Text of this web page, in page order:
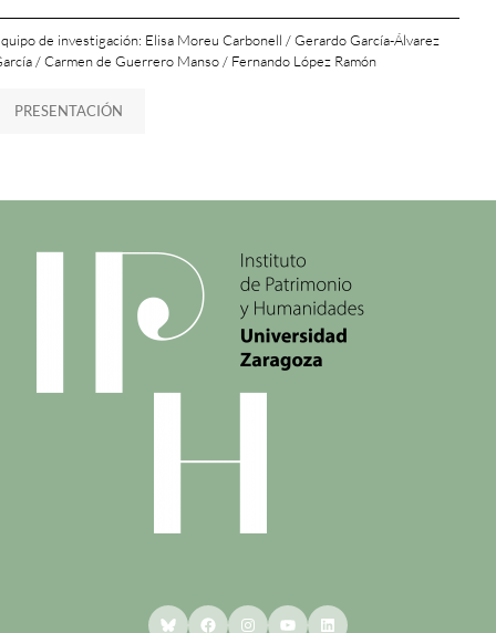
de investigación: Elisa Moreu Carbonell / Gerardo García-Álvarez
/ Carmen de Guerrero Manso / Fernando López Ramón
PRESENTACIÓN
BlueskyFacebookInstagram
YouTubeLinkedIn